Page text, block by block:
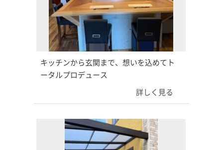
キッチンから玄関まで、想いを込めてト
ータルプロデュース
詳しく見る